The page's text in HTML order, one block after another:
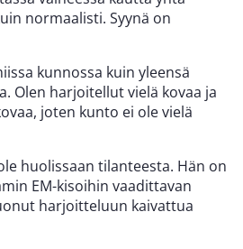
normaalisti. Syynä on
kunnossa kuin yleensä
Olen harjoitellut vielä kovaa ja
joten kunto ei ole vielä
huolissaan tilanteesta. Hän on
EM-kisoihin vaadittavan
harjoitteluun kaivattua